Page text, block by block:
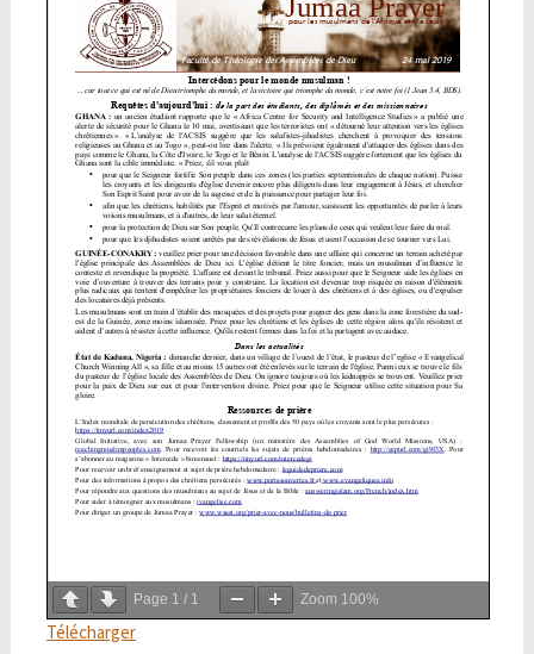
Page 1 / 1 Zoom 100%
Télécharger